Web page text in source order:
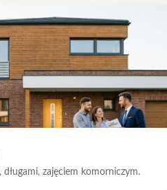
zajęciem komorniczym.